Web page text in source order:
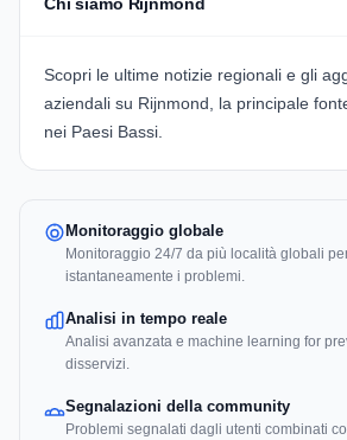
Chi siamo Rijnmond
Scopri le ultime notizie regionali e gli
aziendali su Rijnmond, la principale
nei Paesi Bassi.
Monitoraggio globale
Monitoraggio 24/7 da più località globali
istantaneamente i problemi.
Analisi in tempo reale
Analisi avanzata e machine learning for
disservizi.
Segnalazioni della community
Problemi segnalati dagli utenti combinati